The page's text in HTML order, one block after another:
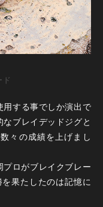
用する事でしか演出で
ブレイデッドジグと
々の成績を上げまし
ロがブレイクブレー
果たしたのは記憶に